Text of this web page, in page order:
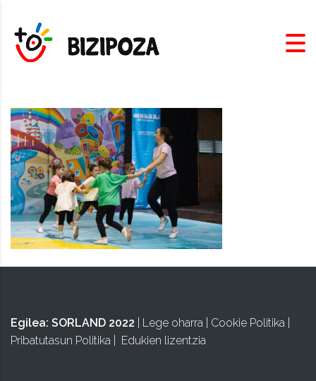
Egilea: SORLAND 2022 Lege oharra Cookie Politika
Pribatutasun Politika
Edukien lizentzia